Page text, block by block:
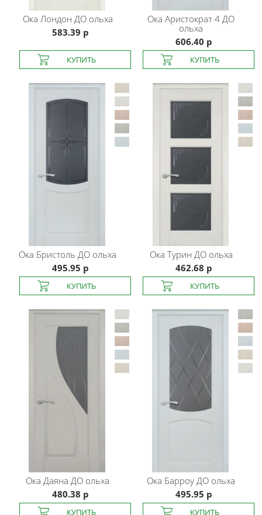
Ока Лондон ДО ольха
583.39 р
Ока Аристократ 4 ДО
ольха
606.40 р
Ока Бристоль ДО ольха
495.95 р
Ока Турин ДО ольха
462.68 р
Ока Даяна ДО ольха
480.38 р
Ока Барроу ДО ольха
495.95 р